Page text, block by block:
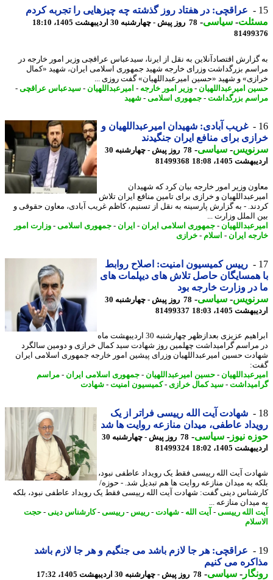
عراقچی: در هفتاد روز گذشته چه چیزهایی را تجربه کردم
-سیاسی-78 روز پیش - چهارشنبه 30 اردیبهشت 1405، 18:10
اقتصادآنلاین به نقل از ایرنا، سیدعباس عراقچی وزیر امور خارجه در
بزرگداشت وزرای خارجه شهید جمهوری اسلامی ایران، شهید «کمال
و شهید «حسین امیرعبداللهیان» گفت روزی ...
امیرعبداللهیان-وزیر امور خارجه-امیرعبداللهیان-سیدعباس عراقچی-
بزرگداشت -جمهوری اسلامی-شهید
غریب آبادی: شهیدان امیرعبداللهیان و
برای منافع ایران جنگیدند
-سیاسی-
78 روز پیش - چهارشنبه 30
1405، 18:08
81499368
وزیر امور خارجه بیان کرد که شهیدان
و خرازی برای تامین منافع ایران تلاش
- به گزارش پارسینه​ به نقل از تسنیم، کاظم غریب آبادی، معاون حقوقی و
الملل وزارت ...
-جمهوری اسلامی ایران - ایران - جمهوری اسلامی-وزارت امور
ایران - اسلام-خرازی
رییس کمیسیون امنیت: اصلاح روابط
همسایگان حاصل تلاش های دیپلمات های
در وزارت خارجه بود
-سیاسی-
78 روز پیش - چهارشنبه 30
1405، 18:03
81499337
ابراهیم عزیزی بعدازظهر چهارشنبه 30 اردیبهشت ماه
گرامیداشت چهلمین روز شهادت سید کمال خرازی و دومین سالگرد
حسین امیرعبداللهیان وزرای پیشین امور خارجه جمهوری اسلامی ایران
-حسین امیرعبداللهیان-جمهوری اسلامی ایران -
مراسم
-سید کمال خرازی - کمیسیون امنیت-شهادت
شهادت آیت الله رییسی فراتر از یک
عاطفی، میدان منازعه روایت ها شد
نیوز-سیاسی-
78 روز پیش - چهارشنبه 30
1405، 18:02
81499324
آیت الله رییسی فقط یک رویداد عاطفی نبود،
به میدان منازعه روایت ها هم تبدیل شد. - حوزه/
دینی گفت: شهادت آیت الله رییسی فقط یک رویداد عاطفی نبود، بلکه
منازعه ...
الله رییسی-آیت الله-شهادت-رییس -رییسی-کارشناس دینی-حجت
عراقچی: هر جا لازم باشد می جنگیم و هر جا لازم باشد
می کنیم
-سیاسی-78 روز پیش - چهارشنبه 30 اردیبهشت 1405، 17:32